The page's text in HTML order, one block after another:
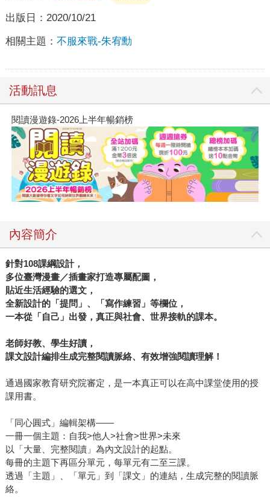
出版日： 2020/10/21
相關主題： 不服來戰-朱宥勳
活動訊息
閱讀漫遊錄-2026上半年暢銷榜
內容簡介
針對108課綱設計，
多位臺灣漫畫／插畫家打造專屬配圖，
貼近生活經驗的選文，
全新設計的「提問」、「寫作練習」等欄位，
一本從「自己」出發，真正與社會、世界接軌的課本。
老師好教、學生好讀，
課文設計編排生成完整閱讀脈絡、有效增強閱讀理解！
通過國家教育研究院審定，是一本真正可以在高中課堂使用的授
課用書。
「同心圓式」編輯架構——
一冊一個主題：自我>他人>社會>世界>未來
以「大量、完整閱讀」為內文設計的起點。
每冊的主題下再區分單元，每單元有二至三課。
透過「主題」、「單元」到「課文」的連結，生成完整的閱讀脈
絡。